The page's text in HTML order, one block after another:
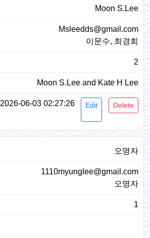
Moon S.Lee
Msleedds@gmail.com
이문수, 최경희
2
Moon S.Lee and Kate H Lee
2026-06-03 02:27:26 Edit Delete
오명자
1110myunglee@gmail.com
오명자
1